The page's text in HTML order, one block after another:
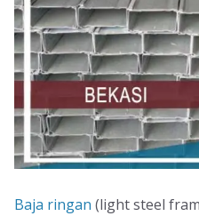
Baja ringan (light steel